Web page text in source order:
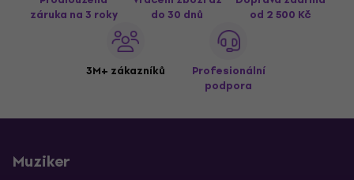
záruka na 3 roky
do 30 dnů
od 2 500 Kč
3M+ zákazníků
Profesionální
podpora
Muziker